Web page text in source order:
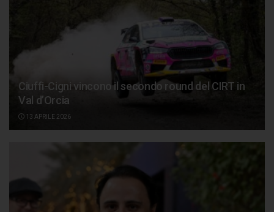
Ciuffi-Cigni vincono il secondo round del CIRT in
Val d’Orcia
13 APRILE 2026